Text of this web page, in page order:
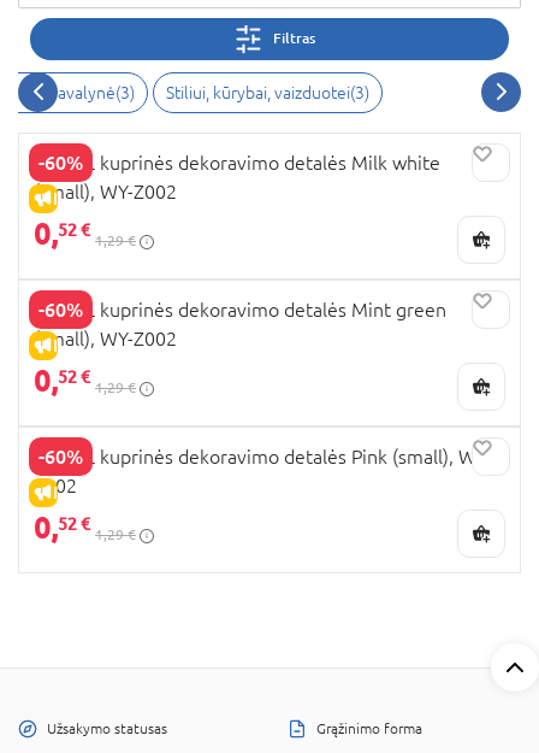
Filtras
ir avalynė(3) Stiliui, kūrybai, vaizduotei(3)
-60%
IŠPARDAVIMAS
UPIXEL kuprinės dekoravimo detalės Milk white
(small), WY-Z002
0,52 €
1,29 €
-60%
IŠPARDAVIMAS
UPIXEL kuprinės dekoravimo detalės Mint green
(small), WY-Z002
0,52 €
1,29 €
-60%
IŠPARDAVIMAS
UPIXEL kuprinės dekoravimo detalės Pink (small), WY-
Z002
0,52 €
1,29 €
Užsakymo statusas Grąžinimo forma